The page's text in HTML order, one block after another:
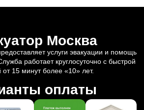
Москва
услуги эвакуации и помощь
работает круглосуточно с быстрой
от 15 минут более «10» лет.
оплаты